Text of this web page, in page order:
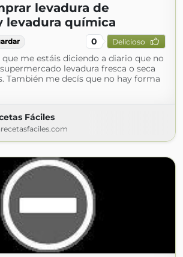
levadura de
levadura química
0 Delicioso
me estáis diciendo a diario que no
levadura fresca o seca
También me decís que no hay forma
Fáciles